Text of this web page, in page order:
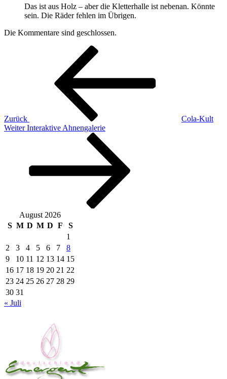
Das ist aus Holz – aber die Kletterhalle ist nebenan. Könnte
sein. Die Räder fehlen im Übrigen.
Die Kommentare sind geschlossen.
Beitragsnavigation
Zurück
Cola-Kult
Nächster
Weiter Interaktive Ahnengalerie
August 2026
S M D M D F
S
1
2
3 4 5 6 7
8
9
10 11 12 13 14 15
16 17 18 19 20 21 22
23 24 25 26 27 28 29
30 31
« Juli